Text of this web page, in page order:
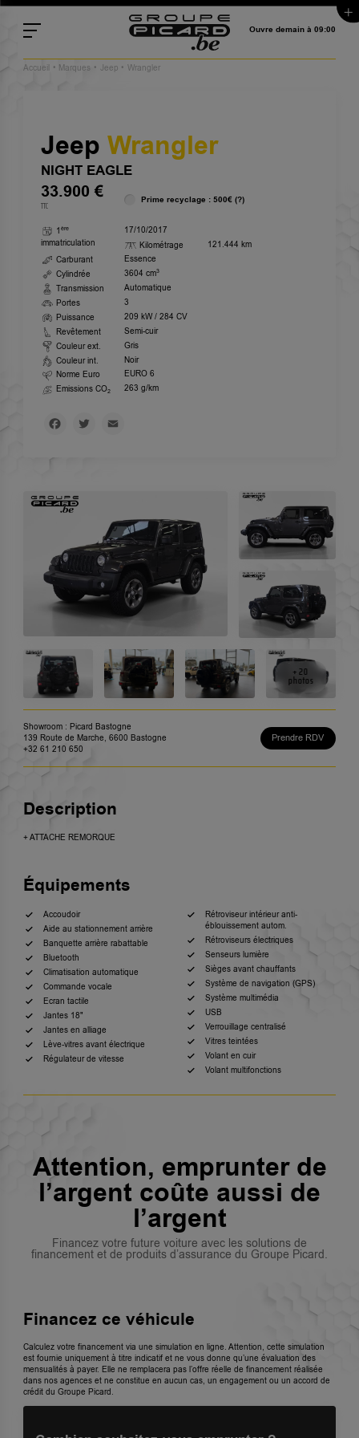
Ouvre demain à 09:00
Accueil Marques Jeep Wrangler
Jeep Wrangler
NIGHT EAGLE
33.900 €
TTC
Prime recyclage : 500€ (?)
1ère
immatriculation
17/10/2017
Kilométrage
121.444 km
Carburant
Essence
Cylindrée
3604 cm3
Transmission
Automatique
Portes
3
Puissance
209 kW / 284 CV
Revêtement
Semi-cuir
Couleur ext.
Gris
Couleur int.
Noir
Norme Euro
EURO 6
Emissions CO2 263 g/km
Facebook
Twitter
+ 20
photos
Showroom : Picard Bastogne
139 Route de Marche, 6600 Bastogne
+32 61 210 650
Prendre RDV
Description
+ ATTACHE REMORQUE
Équipements
Accoudoir
Aide au stationnement arrière
Banquette arrière rabattable
Bluetooth
Climatisation automatique
Commande vocale
Ecran tactile
Jantes 18"
Jantes en alliage
Lève-vitres avant électrique
Régulateur de vitesse
Rétroviseur intérieur anti-
éblouissement autom.
Rétroviseurs électriques
Senseurs lumière
Sièges avant chauffants
Système de navigation (GPS)
Système multimédia
USB
Verrouillage centralisé
Vitres teintées
Volant en cuir
Volant multifonctions
Attention, emprunter de
l’argent coûte aussi de
l’argent
Financez votre future voiture avec les solutions de
financement et de produits d’assurance du Groupe Picard.
Financez ce véhicule
Calculez votre financement via une simulation en ligne. Attention, cette simulation
est fournie uniquement à titre indicatif et ne vous donne qu’une évaluation des
mensualités à payer. Elle ne remplacera pas l’offre réelle de financement réalisée
dans nos agences et ne constitue en aucun cas, un engagement ou un accord de
crédit du Groupe Picard.